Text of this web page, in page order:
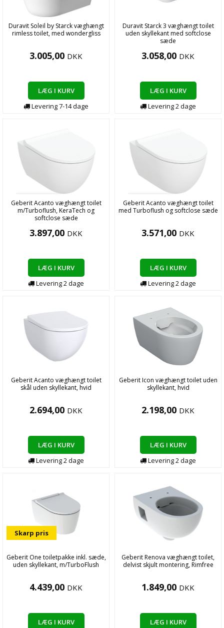
Duravit Soleil by Starck væghængt
rimless toilet, med wondergliss
3.005,00 DKK
LÆG I KURV
Levering7-14dage
Duravit Starck 3 væghængt toilet
uden skyllekant med softclose
sæde
3.058,00 DKK
LÆG I KURV
Levering2dage
Geberit Acanto væghængt toilet
m/Turboflush, KeraTech og
softclose sæde
3.897,00 DKK
LÆG I KURV
Levering2dage
Geberit Acanto væghængt toilet
med Turboflush og softclose sæde
3.571,00 DKK
LÆG I KURV
Levering2dage
Geberit Acanto væghængt toilet
skål uden skyllekant, hvid
2.694,00 DKK
LÆG I KURV
Levering2dage
Geberit Icon væghængt toilet uden
skyllekant, hvid
2.198,00 DKK
LÆG I KURV
Levering2dage
Skarp pris
Geberit One toiletpakke inkl. sæde,
uden skyllekant, m/TurboFlush
4.439,00 DKK
LÆG I KURV
Geberit Renova væghængt toilet,
delvist skjult montering, Rimfree
1.849,00 DKK
LÆG I KURV